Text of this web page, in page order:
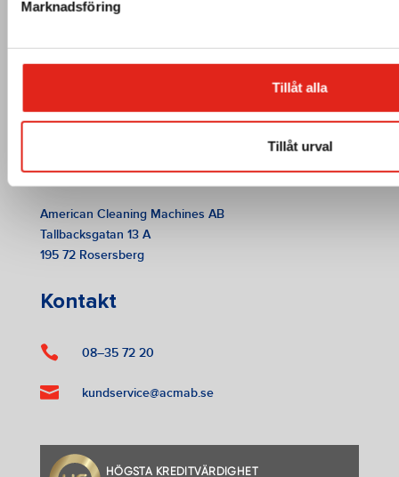
Marknadsföring
Tillåt alla
Tillåt urval
American Cleaning Machines AB
Tallbacksgatan 13 A
195 72 Rosersberg
Kontakt
 08–35 72 20
 kundservice@acmab.se